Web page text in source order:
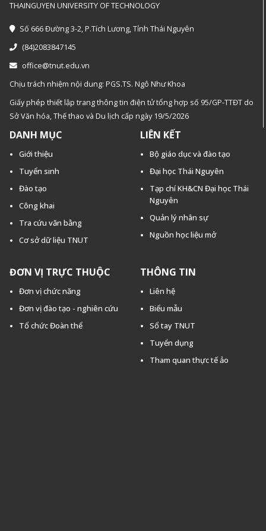
THAINGUYEN UNIVERSITY OF TECHNOLOGY
Số 666 Đường 3-2, P.Tích Lương, Tỉnh Thái Nguyên
(84)2083847145
office@tnut.edu.vn
Chịu trách nhiệm nội dung: PGS.TS. Ngô Như Khoa
Giấy phép thiết lập trang thông tin điện tử tổng hợp số 95/GP-TTĐT do
Sở Văn hóa, Thế thao và Du lịch cấp ngày 19/5/2026
DANH MỤC
Giới thiệu
Tuyển sinh
Đào tạo
Công khai
Tra cứu văn bằng
Cơ sở dữ liệu TNUT
LIÊN KẾT
Bộ giáo dục và đào tạo
Đại học Thái Nguyên
Tạp chí KH&CN Đại học Thái
Nguyên
Quản lý nhân sự
Nguồn học liệu mở
ĐƠN VỊ TRỰC THUỘC
Đơn vị chức năng
Đơn vị đào tạo - nghiên cứu
Tổ chức Đoàn thể
THÔNG TIN
Liên hệ
Biểu mẫu
Sổ tay TNUT
Tuyển dụng
Tham quan thực tế ảo